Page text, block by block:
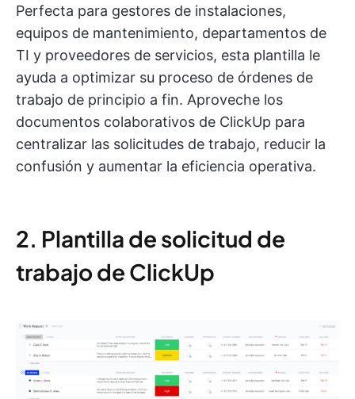
Perfecta para gestores de instalaciones,
equipos de mantenimiento, departamentos de
TI y proveedores de servicios, esta plantilla le
ayuda a optimizar su proceso de órdenes de
trabajo de principio a fin. Aproveche los
documentos colaborativos de ClickUp para
centralizar las solicitudes de trabajo, reducir la
confusión y aumentar la eficiencia operativa.
2. Plantilla de solicitud de
trabajo de ClickUp